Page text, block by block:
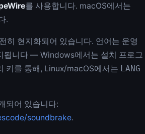
를 사용합니다. macOS에서는
.
히 현지화되어 있습니다. 언어는 운영
됩니다 — Windows에서는 설치 프로그
키를 통해, Linux/macOS에서는 LANG
되어 있습니다:
soundbrake.